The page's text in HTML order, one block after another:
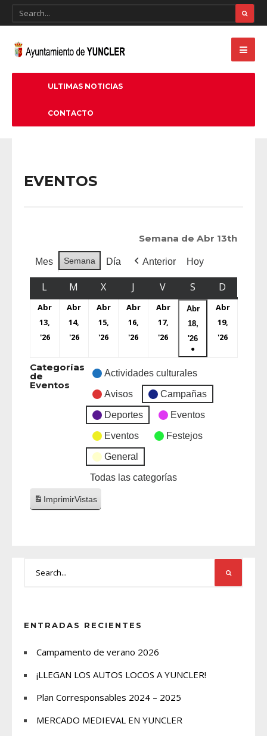
ULTIMAS NOTICIAS
CONTACTO
EVENTOS
Semana de Abr 13th
Mes Semana Día Anterior Hoy
L M X J V S D
Abr
13,
'26
Abr
14,
'26
Abr
15,
'26
Abr
16,
'26
Abr
17,
'26
Abr
18,
'26
●
Abr
19,
'26
Categorías
de
Eventos
Actividades culturales
Avisos Campañas
Deportes Eventos
Eventos Festejos
General
Todas las categorías
ImprimirVistas
ENTRADAS RECIENTES
Campamento de verano 2026
¡LLEGAN LOS AUTOS LOCOS A YUNCLER!
Plan Corresponsables 2024 – 2025
MERCADO MEDIEVAL EN YUNCLER